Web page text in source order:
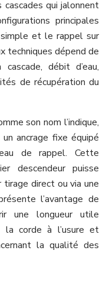
qui jalonnent
principales
et le rappel sur
techniques dépend de
débit d’eau,
de récupération du
son nom l’indique,
ancrage fixe équipé
de rappel. Cette
descendeur puisse
direct ou via une
l’avantage de
une longueur utile
la corde à l’usure et
la qualité des